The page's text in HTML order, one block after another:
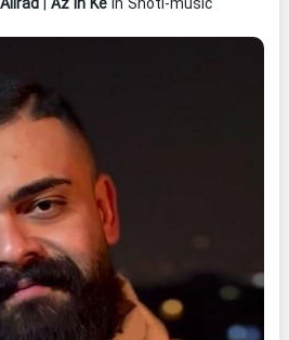
Alirad| Az In KeIn Shoti-music